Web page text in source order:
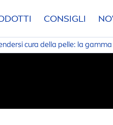
CONSIGLI
cura della pelle: la